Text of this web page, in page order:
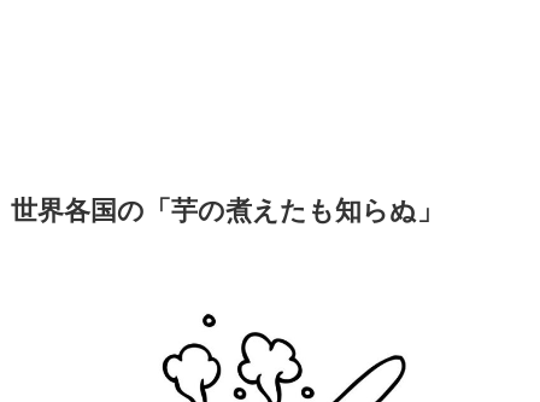
世界各国の「芋の煮えたも知らぬ」